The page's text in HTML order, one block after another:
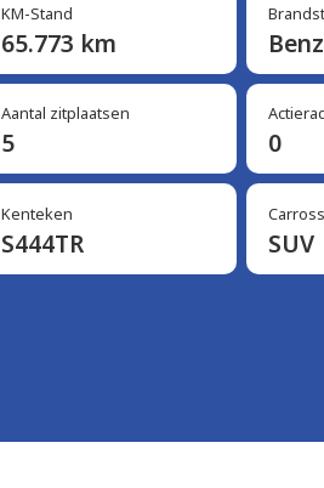
KM-Stand
65.773 km
Aantal zitplaatsen
5 0
Kenteken
S444TR SUV